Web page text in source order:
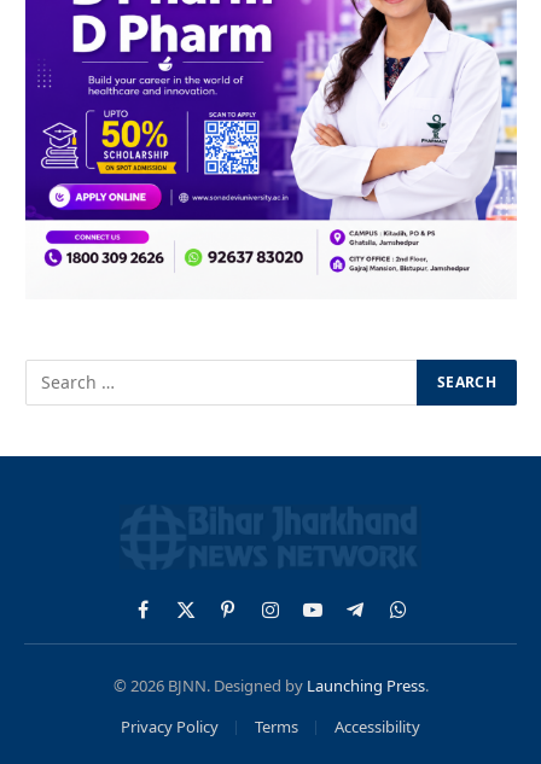
Facebook
X
(Twitter)
PinterestInstagram
YouTubeTelegramWhatsApp
© 2026 BJNN. Designed by Launching Press.
Privacy Policy
Terms Accessibility